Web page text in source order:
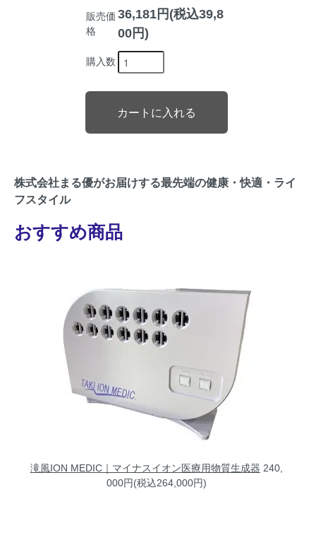
販売価
格
36,181円(税込39,8
00円)
購入数
株式会社まる優がお届けする最先端の健康・快適・ライ
フスタイル
おすすめ商品
滝風ION MEDIC｜マイナスイオン医療用物質生成器 240,
000円(税込264,000円)